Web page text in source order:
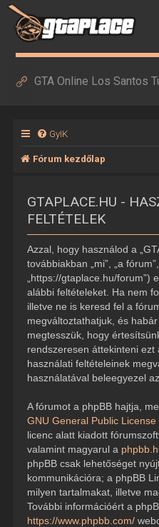
GTA Online Los Santos
GyIK
Fórum kezdőlap
GTAPLACE.HU -
FELTÉTELEK
Azzal, hogy használod a
továbbiakban „mi”, „a
„https://gtaplace.hu/
alábbi feltételeket. Ha nem
illetve ne is keresd fel a
megváltoztathatjuk, és
megtesszük, hogy
rendszeresen áttekinteni ezt
használati feltételeinek
használatával beleegyezel
A fórumot a phpBB hajtja,
GNU General Public License
licenc alatt kiadott
valamint magyarul a
phpBB csak lehetőséget
kommunikációra; a phpBB
milyen tartalmakat, illetve
További információért a
https://www.phpbb.com/